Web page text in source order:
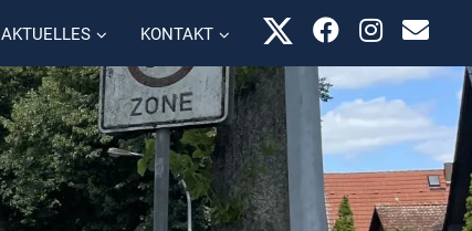
AKTUELLES KONTAKT